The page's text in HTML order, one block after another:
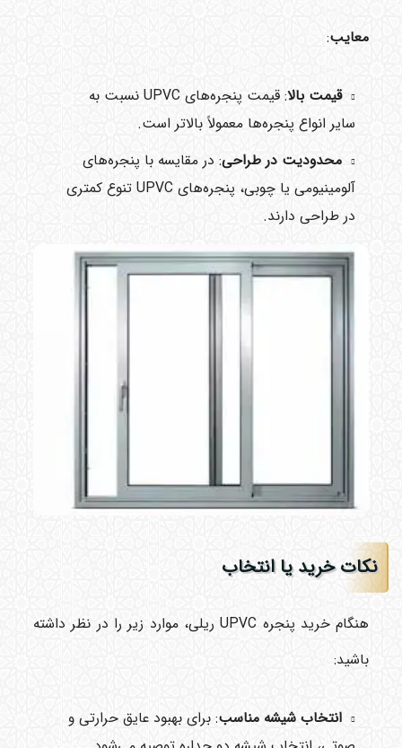
معایب:
قیمت بالا
: قیمت پنجره‌های UPVC نسبت به
سایر انواع پنجره‌ها معمولاً بالاتر است.
محدودیت در طراحی: در مقایسه با پنجره‌های
آلومینیومی یا چوبی، پنجره‌های UPVC تنوع کمتری
در طراحی دارند.
نکات خرید یا انتخاب
هنگام خرید پنجره UPVC ریلی، موارد زیر را در نظر داشته
باشید:
انتخاب شیشه مناسب: برای بهبود عایق حرارتی و